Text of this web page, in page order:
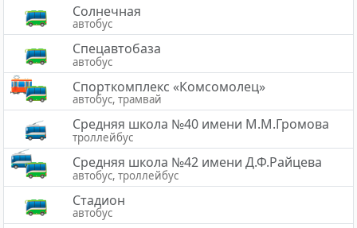
Солнечная
автобус
Спецавтобаза
автобус
Спорткомплекс «Комсомолец»
автобус, трамвай
Средняя школа №40 имени М.М.Громова
троллейбус
Средняя школа №42 имени Д.Ф.Райцева
автобус, троллейбус
Стадион
автобус